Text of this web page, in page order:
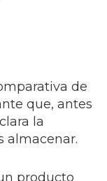
de
que, antes
la
almacenar.
producto